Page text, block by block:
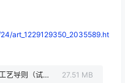
art_1229129350_2035589.ht
温州市《建筑工程关键工序施工工艺导则（试行）》.pdf 27.51 MB